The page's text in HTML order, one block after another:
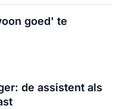
goed' te
de assistent als